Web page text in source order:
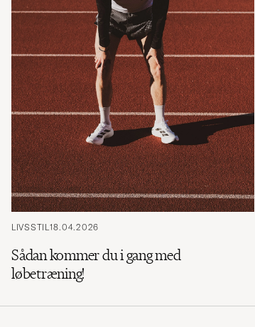
LIVSSTIL18.04.2026
Sådan kommer du i gang med
løbetræning!